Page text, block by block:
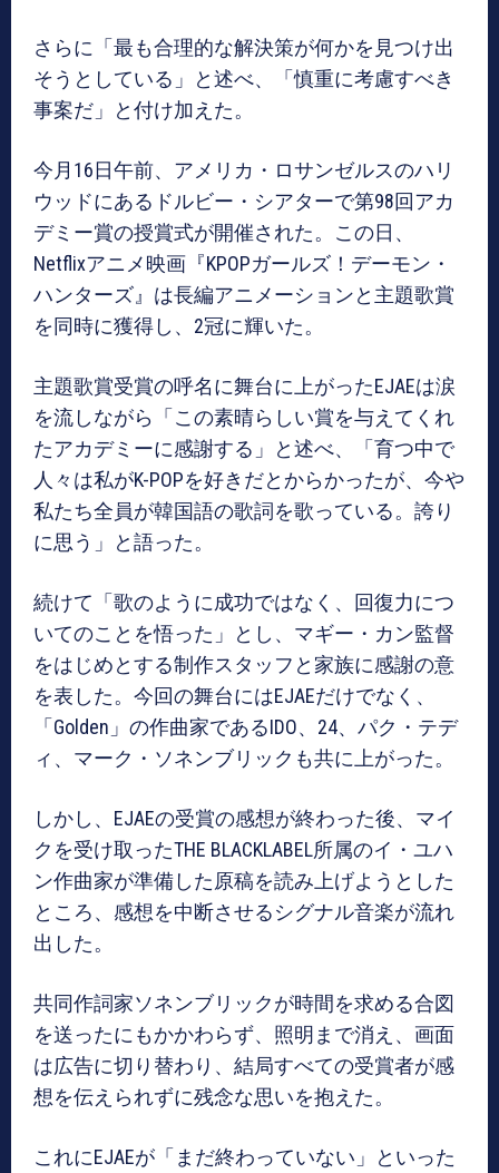
さらに「最も合理的な解決策が何かを見つけ出
そうとしている」と述べ、「慎重に考慮すべき
事案だ」と付け加えた。
今月16日午前、アメリカ・ロサンゼルスのハリ
ウッドにあるドルビー・シアターで第98回アカ
デミー賞の授賞式が開催された。この日、
Netflixアニメ映画『KPOPガールズ！デーモン・
ハンターズ』は長編アニメーションと主題歌賞
を同時に獲得し、2冠に輝いた。
主題歌賞受賞の呼名に舞台に上がったEJAEは涙
を流しながら「この素晴らしい賞を与えてくれ
たアカデミーに感謝する」と述べ、「育つ中で
人々は私がK-POPを好きだとからかったが、今や
私たち全員が韓国語の歌詞を歌っている。誇り
に思う」と語った。
続けて「歌のように成功ではなく、回復力につ
いてのことを悟った」とし、マギー・カン監督
をはじめとする制作スタッフと家族に感謝の意
を表した。今回の舞台にはEJAEだけでなく、
「Golden」の作曲家であるIDO、24、パク・テデ
ィ、マーク・ソネンブリックも共に上がった。
しかし、EJAEの受賞の感想が終わった後、マイ
クを受け取ったTHE BLACKLABEL所属のイ・ユハ
ン作曲家が準備した原稿を読み上げようとした
ところ、感想を中断させるシグナル音楽が流れ
出した。
共同作詞家ソネンブリックが時間を求める合図
を送ったにもかかわらず、照明まで消え、画面
は広告に切り替わり、結局すべての受賞者が感
想を伝えられずに残念な思いを抱えた。
これにEJAEが「まだ終わっていない」といった